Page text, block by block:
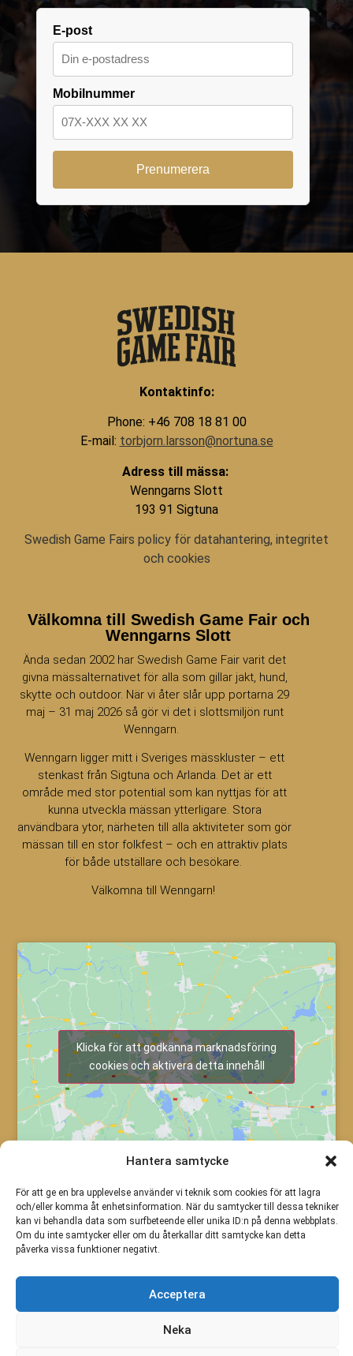
Hantera samtycke
För att ge en bra upplevelse använder vi teknik som cookies för att lagra
och/eller komma åt enhetsinformation. När du samtycker till dessa tekniker
kan vi behandla data som surfbeteende eller unika ID:n på denna webbplats.
Om du inte samtycker eller om du återkallar ditt samtycke kan detta
påverka vissa funktioner negativt.
Acceptera
Neka
E-post
Mobilnummer
Kontaktinfo:
Phone: +46 708 18 81 00
E-mail: torbjorn.larsson@nortuna.se
Adress till mässa:
Wenngarns Slott
193 91 Sigtuna
Swedish Game Fairs policy för datahantering, integritet
och cookies
Välkomna till Swedish Game Fair och
Wenngarns Slott
Ända sedan 2002 har Swedish Game Fair varit det
givna mässalternativet för alla som gillar jakt, hund,
skytte och outdoor. När vi åter slår upp portarna 29
maj – 31 maj 2026 så gör vi det i slottsmiljön runt
Wenngarn.
Wenngarn ligger mitt i Sveriges mässkluster – ett
stenkast från Sigtuna och Arlanda. Det är ett
område med stor potential som kan nyttjas för att
kunna utveckla mässan ytterligare. Stora
användbara ytor, närheten till alla aktiviteter som gör
mässan till en stor folkfest – och en attraktiv plats
för både utställare och besökare.
Välkomna till Wenngarn!
Klicka för att godkänna marknadsföring
cookies och aktivera detta innehåll